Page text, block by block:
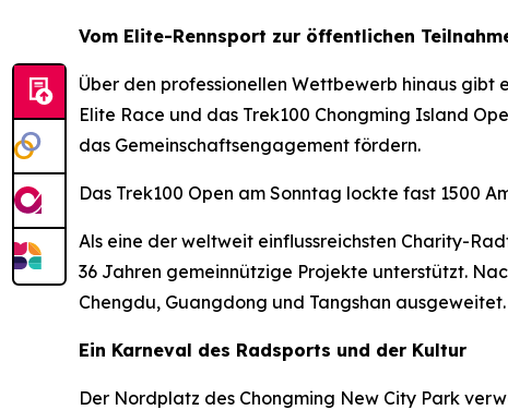
Vom Elite-Rennsport zur öffentlichen
Über den professionellen Wettbewerb hinaus gibt
Elite Race und das Trek100 Chongming Island
das Gemeinschaftsengagement fördern.
Das Trek100 Open am Sonntag lockte fast 1500
Als eine der weltweit einflussreichsten Charity-
36 Jahren gemeinnützige Projekte unterstützt.
Chengdu, Guangdong und Tangshan ausgeweitet.
Ein Karneval des Radsports und der Kultur
Der Nordplatz des Chongming New City Park